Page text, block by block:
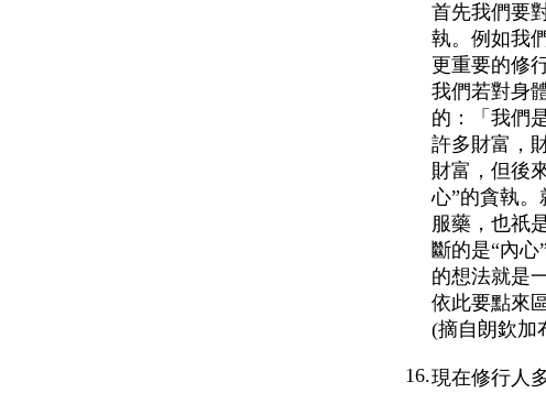
首先我們要
執。例如我
更重要的修
我們若對身
的：「我們
許多財富，
財富，但後
心”的貪執
服藥，也祇
斷的是“內
的想法就是
依此要點來
(摘自朗欽加
16.現在修行人